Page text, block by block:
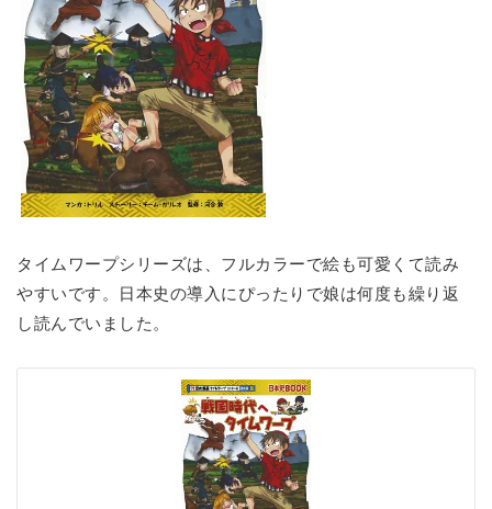
タイムワープシリーズは、フルカラーで絵も可愛くて読み
やすいです。日本史の導入にぴったりで娘は何度も繰り返
し読んでいました。